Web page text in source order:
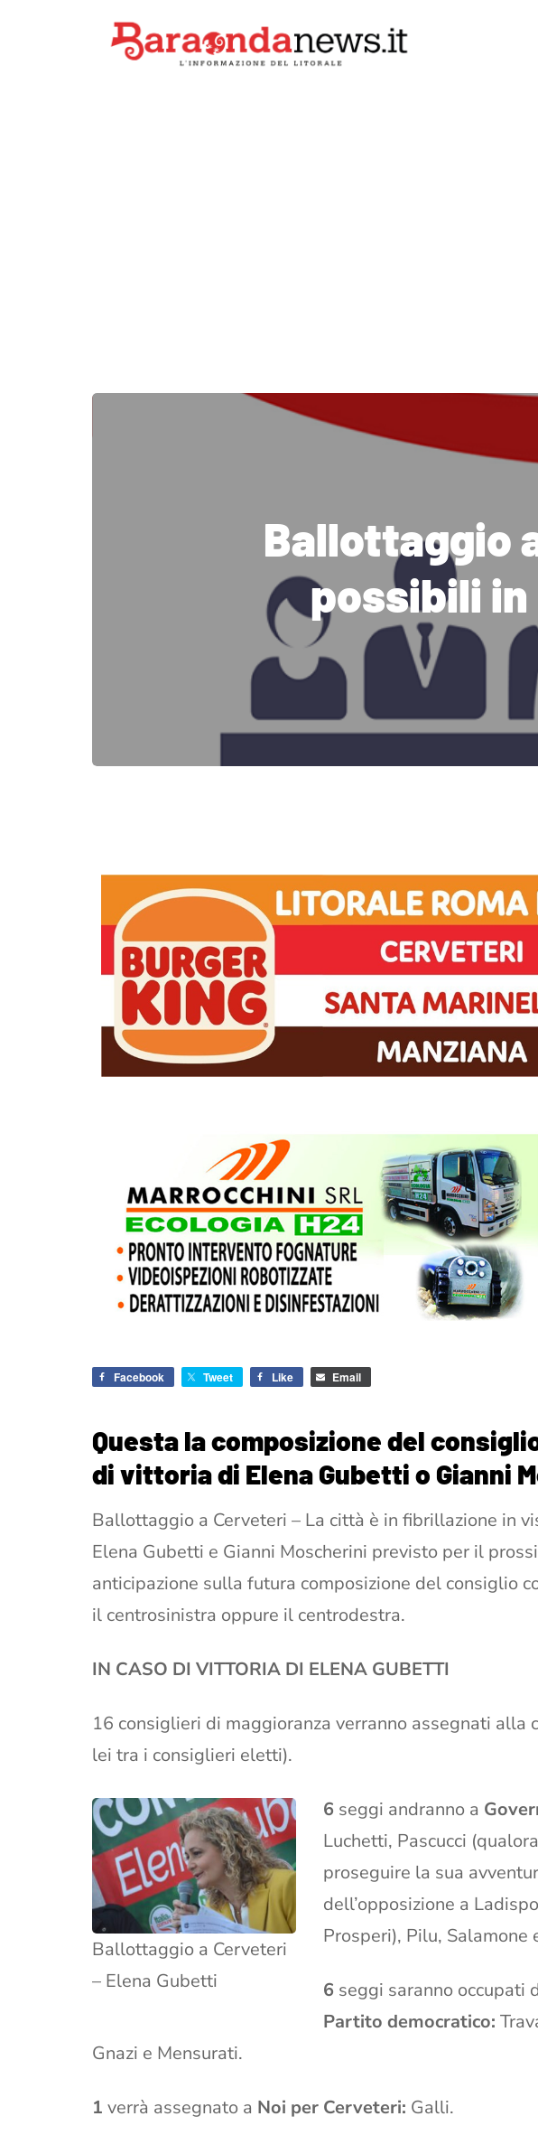
Ballottaggio
possibili
Facebook Tweet Like Email
Questa la composizione del
di vittoria di Elena Gubetti o Gianni
Ballottaggio a Cerveteri – La città è in fibrillazione in
Elena Gubetti e Gianni Moscherini previsto per il
anticipazione sulla futura composizione del consiglio
il centrosinistra oppure il centrodestra.
IN CASO DI VITTORIA DI ELENA GUBETTI
16 consiglieri di maggioranza verranno assegnati alla
lei tra i consiglieri eletti).
Ballottaggio a Cerveteri
– Elena Gubetti
6 seggi andranno a
Luchetti, Pascucci
proseguire la sua
dell’opposizione a
Prosperi), Pilu, Salamone
6 seggi saranno occupati
Partito democratico:
Gnazi e Mensurati.
1 verrà assegnato a Noi per Cerveteri: Galli.